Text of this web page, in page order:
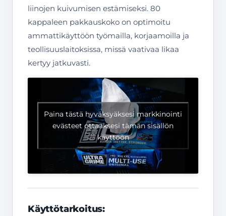
liinojen kuivumisen estämiseksi. 80
kappaleen pakkauskoko on optimoitu
ammattikäyttöön työmailla, korjaamoilla ja
teollisuuslaitoksissa, missä vaativaa likaa
kertyy jatkuvasti.
Paina tästä hyväksyäksesi markkinointi
evästeet ottaaksesi tämän sisällön
käyttöön
Käyttötarkoitus: